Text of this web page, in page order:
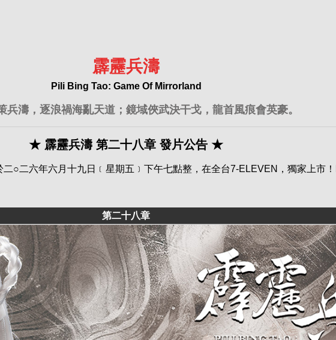
霹靂兵濤
Pili Bing Tao: Game Of Mirrorland
兵濤，逐浪禍海亂天道；鏡域俠武決干戈，龍首風痕會英豪。
★ 霹靂兵濤 第二十八章 發片公告 ★
○二六年六月十九日﹝星期五﹞下午七點整，在全台7-ELEVEN，獨家上市！
第二十八章